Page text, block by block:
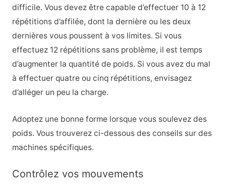
difficile. Vous devez être capable d’effectuer 10 à 12
répétitions d’affilée, dont la dernière ou les deux
dernières vous poussent à vos limites. Si vous
effectuez 12 répétitions sans problème, il est temps
d’augmenter la quantité de poids. Si vous avez du mal
à effectuer quatre ou cinq répétitions, envisagez
d’alléger un peu la charge.
Adoptez une bonne forme lorsque vous soulevez des
poids. Vous trouverez ci-dessous des conseils sur des
machines spécifiques.
Contrôlez vos mouvements